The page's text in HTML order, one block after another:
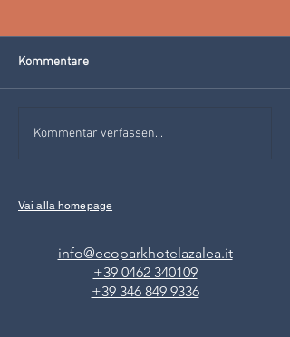
KRAMPUS: DER SCHATTEN
Kommentare
Kommentar verfassen...
Vai alla homepage
info@ecoparkhotelazalea.it
+39 0462 340109
+39 346 849 9336